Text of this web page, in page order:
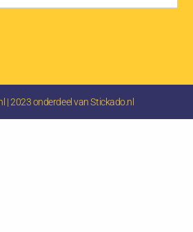
| 2023 onderdeel van Stickado.nl